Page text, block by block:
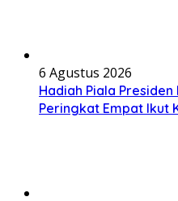
6 Agustus 2026
Hadiah Piala
Peringkat Empat Ikut